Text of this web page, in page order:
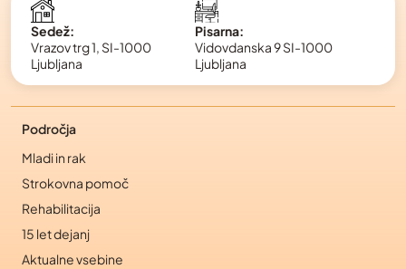
Sedež:
Vrazov trg 1, SI-1000
Ljubljana
Pisarna:
Vidovdanska 9 SI-1000
Ljubljana
Področja
Mladi in rak
Strokovna pomoč
Rehabilitacija
15 let dejanj
Aktualne vsebine